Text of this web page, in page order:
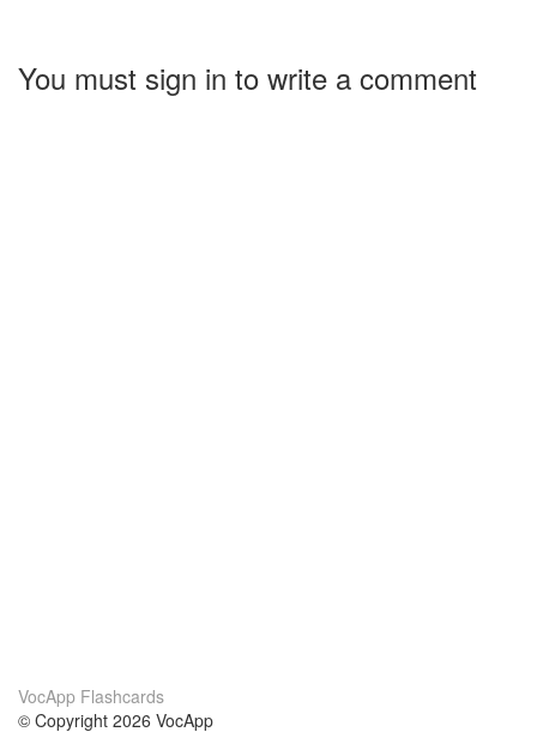
You must sign in to write a comment
VocApp Flashcards
© Copyright 2026 VocApp